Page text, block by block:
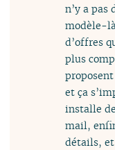
n’y a pas
modèle-
d’offres
plus
et ça
installe
mail,
détails,